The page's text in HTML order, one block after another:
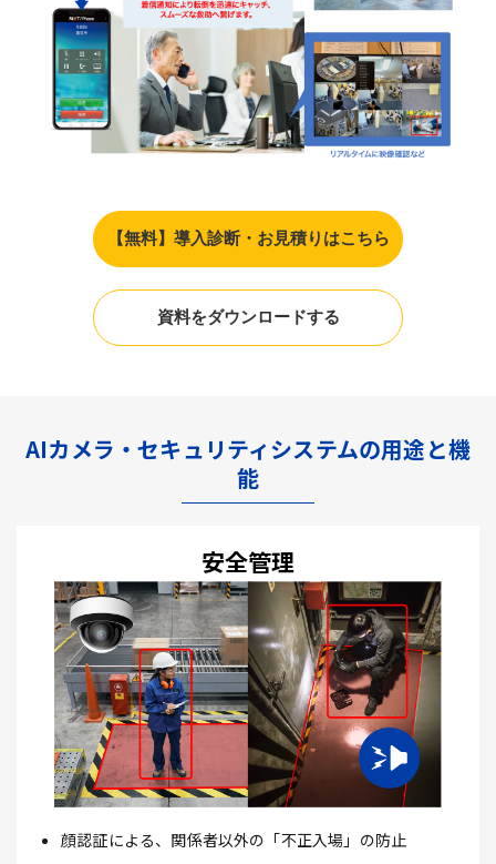
【無料】導入診断・お見積りはこちら
資料をダウンロードする
AIカメラ・セキュリティシステムの用途と機
能
安全管理
顔認証による、関係者以外の「不正入場」の防止